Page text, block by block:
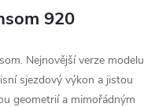
920
Nejnovější verze modelu
sjezdový výkon a jistou
geometrií a mimořádným